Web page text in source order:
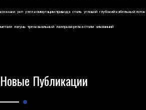
косынки укп узел коммутации привода сталь угловой глубокий кабельный лоток
металл латунь трехканальный лазерная резка стали алюминий
Новые Публикации